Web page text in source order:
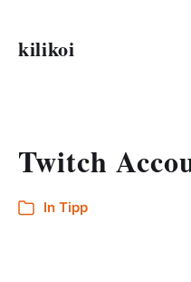
kilikoi
Twitch
In Tipp